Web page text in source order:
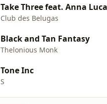
Take Three feat. Anna Luca
Club des Belugas
Black and Tan Fantasy
Thelonious Monk
Tone Inc
S